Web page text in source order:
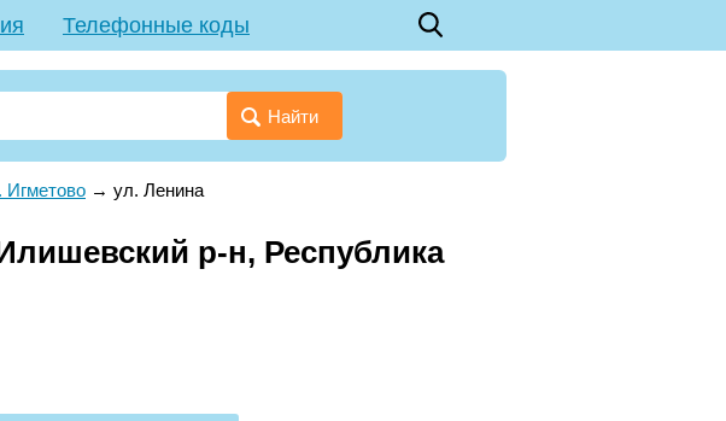
Телефонные коды
Найти
Игметово → ул. Ленина
р-н, Республика